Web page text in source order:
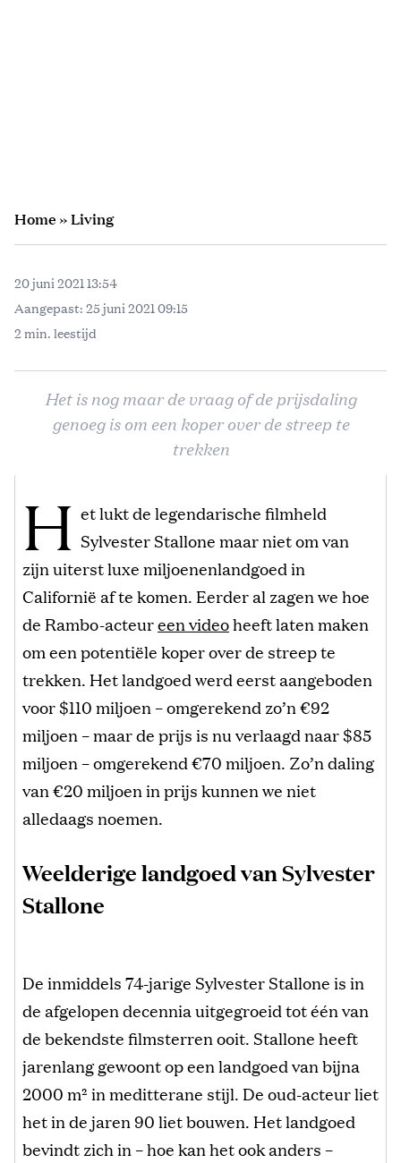
Home»Living
20 juni 2021 13:54
Aangepast: 25 juni 2021 09:15
2 min. leestijd
Het is nog maar de vraag of de prijsdaling
genoeg is om een koper over de streep te
trekken
H et lukt de legendarische filmheld
Sylvester Stallone maar niet om van
zijn uiterst luxe miljoenenlandgoed in
Californië af te komen. Eerder al zagen we hoe
de Rambo-acteureen videoheeft laten maken
om een potentiële koper over de streep te
trekken. Het landgoed werd eerst aangeboden
voor $110 miljoen – omgerekend zo’n €92
miljoen – maar de prijs is nu verlaagd naar $85
miljoen – omgerekend €70 miljoen. Zo’n daling
van €20 miljoen in prijs kunnen we niet
alledaags noemen.
Weelderige landgoed van Sylvester
Stallone
De inmiddels 74-jarige Sylvester Stallone is in
de afgelopen decennia uitgegroeid tot één van
de bekendste filmsterren ooit. Stallone heeft
jarenlang gewoont op een landgoed van bijna
2000 m² in meditterane stijl. De oud-acteur liet
het in de jaren 90 liet bouwen. Het landgoed
bevindt zich in – hoe kan het ook anders –